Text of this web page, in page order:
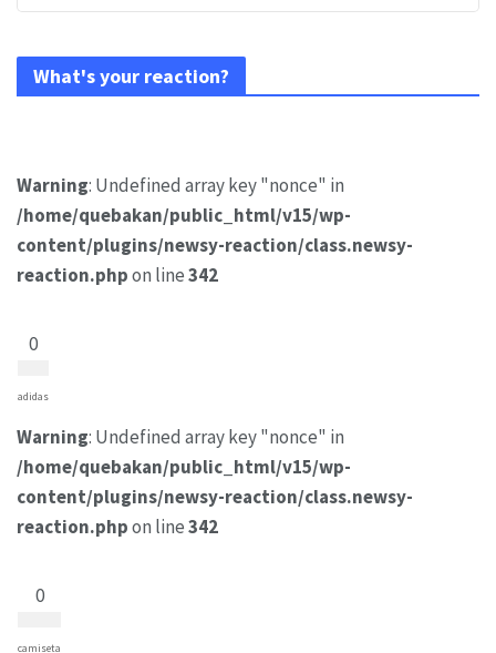
What's your reaction?
Warning: Undefined array key "nonce" in
/home/quebakan/public_html/v15/wp-
content/plugins/newsy-reaction/class.newsy-
reaction.phpon line342
0
adidas
Warning: Undefined array key "nonce" in
/home/quebakan/public_html/v15/wp-
content/plugins/newsy-reaction/class.newsy-
reaction.phpon line342
0
camiseta